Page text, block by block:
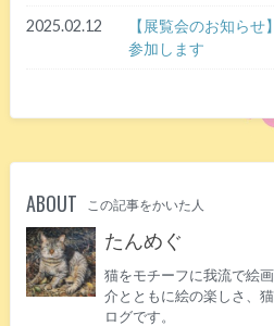
2025.02.12
【展覧会のお知ら
参加します
ABOUT この記事をかいた人
たんめぐ
猫をモチーフに我流で絵
介とともに絵の楽しさ、
ログです。